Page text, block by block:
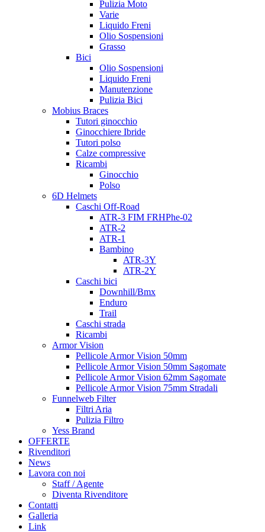
Pulizia Moto
Varie
Liquido Freni
Olio Sospensioni
Grasso
Bici
Olio Sospensioni
Liquido Freni
Manutenzione
Pulizia Bici
Mobius Braces
Tutori ginocchio
Ginocchiere Ibride
Tutori polso
Calze compressive
Ricambi
Ginocchio
Polso
6D Helmets
Caschi Off-Road
ATR-3 FIM FRHPhe-02
ATR-2
ATR-1
Bambino
ATR-3Y
ATR-2Y
Caschi bici
Downhill/Bmx
Enduro
Trail
Caschi strada
Ricambi
Armor Vision
Pellicole Armor Vision 50mm
Pellicole Armor Vision 50mm Sagomate
Pellicole Armor Vision 62mm Sagomate
Pellicole Armor Vision 75mm Stradali
Funnelweb Filter
Filtri Aria
Pulizia Filtro
Yess Brand
OFFERTE
Rivenditori
News
Lavora con noi
Staff / Agente
Diventa Rivenditore
Contatti
Galleria
Link